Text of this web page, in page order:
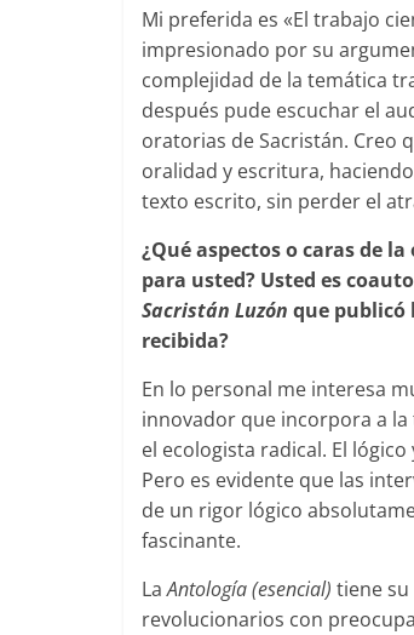
Mi preferida es «El trabajo
impresionado por su
complejidad de la temática
después pude escuchar el
oratorias de Sacristán. Creo
oralidad y escritura,
texto escrito, sin perder el
¿Qué aspectos o caras de
para usted? Usted es
Sacristán Luzón que publicó
recibida?
En lo personal me interesa
innovador que incorpora a
el ecologista radical. El
Pero es evidente que las
de un rigor lógico
fascinante.
LaAntología (esencial) tiene
revolucionarios con